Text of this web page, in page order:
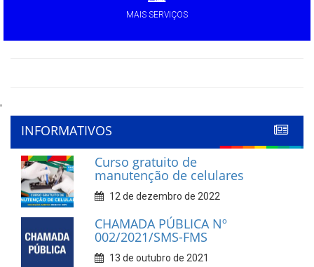
MAIS SERVIÇOS
'
INFORMATIVOS
Curso gratuito de
manutenção de celulares
12 de dezembro de 2022
CHAMADA PÚBLICA Nº
002/2021/SMS-FMS
13 de outubro de 2021